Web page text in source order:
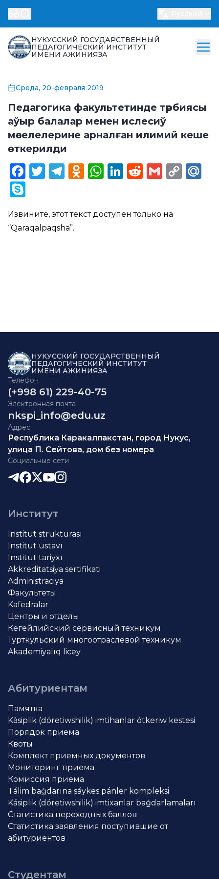
НУКУССКИЙ ГОСУДАРСТВЕННЫЙ
ПЕДАГОГИЧЕСКИЙ ИНСТИТУТ
ИМЕНИ АЖИНИЯЗА
Среда, 20-февраля 2019
Педагогика факультетинде тәрбиясы
аўыр балалар менен ислесиў
мәселелерине арналған илимий кеше
өткерилди
Facebook
Twitter
Telegram
Odnoklassniki
WhatsApp
LinkedIn
Reddit
Gmail
Извините, этот текст доступен только на
“Qaraqalpaqsha”.
НУКУССКИЙ ГОСУДАРСТВЕННЫЙ
ПЕДАГОГИЧЕСКИЙ ИНСТИТУТ
ИМЕНИ АЖИНИЯЗА
Телефон
(+998 61) 229-40-75
Электронная почта
nkspi_info@edu.uz
Адрес
Республика Каракалпакстан, город Нукус,
улица П. Сейтова, дом без номера
Социальные сети
Институт
Institut strukturası
Institut ustavı
Institut tariyxı
Akkreditatsiya sertifikati
Administraciya
Факультеты
Kafedralar
Центры и отделы
Кегейлийский сервисный техникум
Турткульский многоотраслевой техникум
Akademiyalıq licey
Абитуриентам
Памятка
Kásiplik (dóretiwshilik) imtihanlar ótkeriw kestesi
Порядок приема
Квоты
Комплект приемных документов
Мониторинг приема
Комиссия приема
Tálim baǵdarına sáykes pánler kompleksi
Kásiplik (dóretiwshilik) imtixanlar baǵdarlamaları
Статистика переходных баллов
Статистика заявления поступившие от
абитуриентов
Студентам